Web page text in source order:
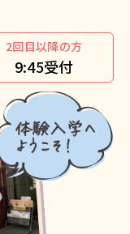
2回目以降の方
9:45受付